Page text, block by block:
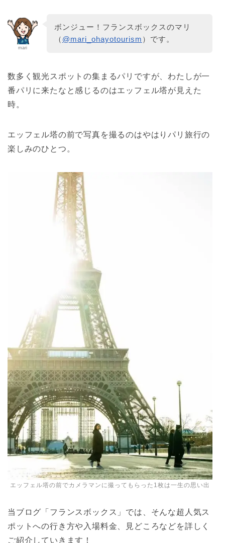
mari
ボンジュー！フランスボックスのマリ
（ @mari_ohayotourism ）です。
数多く観光スポットの集まるパリですが、わたしが一
番パリに来たなと感じるのはエッフェル塔が見えた
時。
エッフェル塔の前で写真を撮るのはやはりパリ旅行の
楽しみのひとつ。
エッフェル塔の前でカメラマンに撮ってもらった1枚は一生の思い出
当ブログ「フランスボックス」では、そんな超人気ス
ポットへの行き方や入場料金、見どころなどを詳しく
ご紹介していきます！